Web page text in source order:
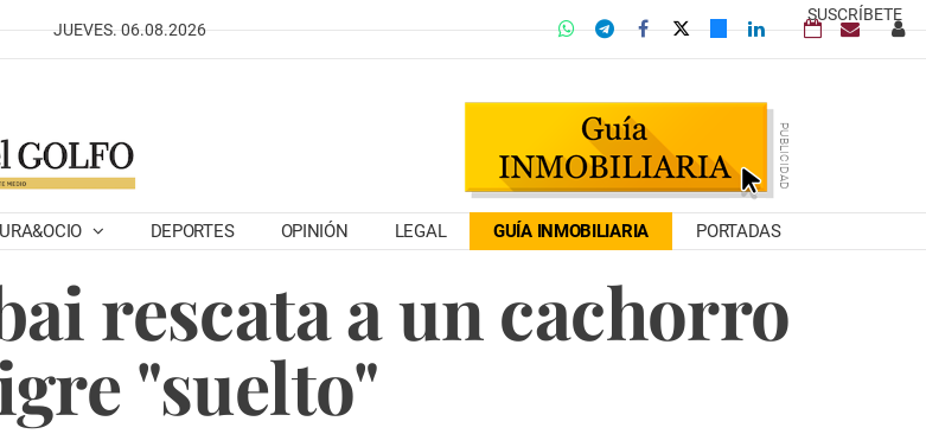
SUSCRÍBETE
JUEVES. 06.08.2026
DEPORTES OPINIÓN LEGAL GUÍA INMOBILIARIA PORTADAS
rescata a un cachorro
"suelto"